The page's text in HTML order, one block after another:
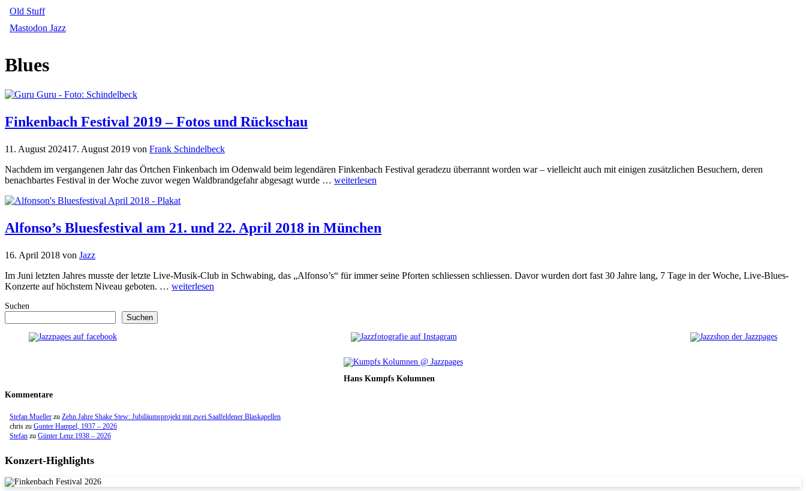
Old Stuff
Mastodon Jazz
Blues
Finkenbach Festival 2019 – Fotos und Rückschau
11. August 202417. August 2019 von Frank Schindelbeck
Nachdem im vergangenen Jahr das Örtchen Finkenbach im Odenwald beim legendären Finkenbach Festival geradezu überrannt worden war – vielleicht auch mit einigen zusätzlichen Besuchern, deren
benachbartes Festival in der Woche zuvor wegen Waldbrandgefahr abgesagt wurde … weiterlesen
Alfonso’s Bluesfestival am 21. und 22. April 2018 in München
16. April 2018 von Jazz
Im Juni letzten Jahres musste der letzte Live-Musik-Club in Schwabing, das „Alfonso’s“ für immer seine Pforten schliessen schliessen. Davor wurden dort fast 30 Jahre lang, 7 Tage in der Woche, Live-Blues-
Konzerte auf höchstem Niveau geboten. … weiterlesen
Suchen
Suchen
Hans Kumpfs Kolumnen
Kommentare
Stefan Mueller zu Zehn Jahre Shake Stew: Jubiläumsprojekt mit zwei Saalfeldener Blaskapellen
chris zu Gunter Hampel, 1937 – 2026
Stefan zu Günter Lenz 1938 – 2026
Konzert-Highlights